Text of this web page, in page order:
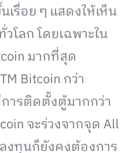
เรื่อย ๆ แสดงให้เห็น
โลก โดยเฉพาะใน
มากที่สุด
Bitcoin กว่า
ารติดตั้งตู้มากกว่า
จะร่วงจากจุด All
งทุนก็ยังคงต้องการ